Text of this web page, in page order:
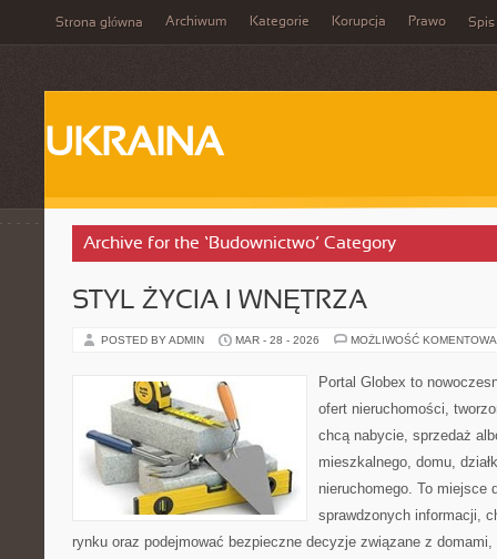
Strona główna Archiwum Kategorie Korupcja Prawo Spis
UKRAINA
Archive for the ‘Budownictwo’ Category
STYL ŻYCIA I WNĘTRZA
POSTED BY ADMIN MAR - 28 - 2026 MOŻLIWOŚĆ
Portal Globex to
ofert nieruchomości,
chcą nabycie, sprzedaż
mieszkalnego, domu,
nieruchomego. To miejsce
sprawdzonych informacji,
rynku oraz podejmować bezpieczne decyzje związane z